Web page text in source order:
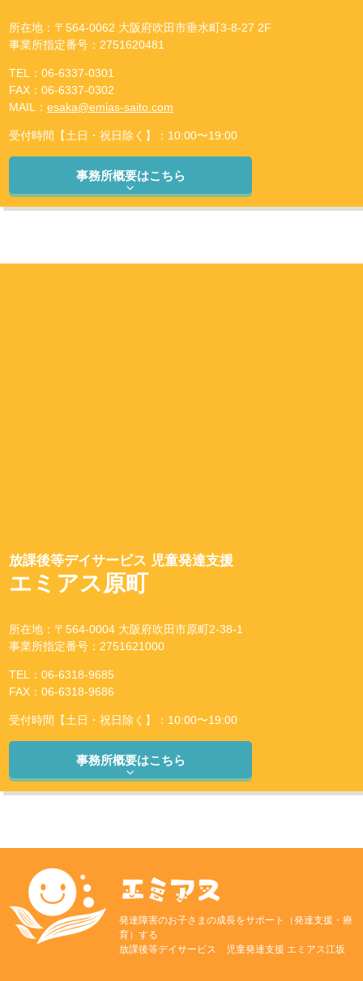
所在地：〒564-0062 大阪府吹田市垂水町3-8-27 2F
事業所指定番号：2751620481
TEL：06-6337-0301
FAX：06-6337-0302
MAIL：esaka@emias-saito.com
受付時間【土日・祝日除く】：10:00〜19:00
事務所概要はこちら
放課後等デイサービス 児童発達支援
エミアス原町
所在地：〒564-0004 大阪府吹田市原町2-38-1
事業所指定番号：2751621000
TEL：06-6318-9685
FAX：06-6318-9686
受付時間【土日・祝日除く】：10:00〜19:00
事務所概要はこちら
発達障害のお子さまの成長をサポート（発達支援・療
育）する
放課後等デイサービス 児童発達支援 エミアス江坂